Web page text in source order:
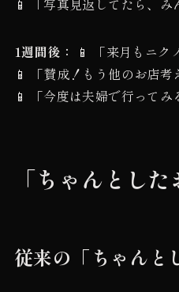
📱 「写真見返してたら、み
1週間後：
📱 「来月もニク
📱 「賛成！もう他のお店考
📱 「今度は夫婦で行ってみ
「ちゃんとし
従来の「ちゃんと